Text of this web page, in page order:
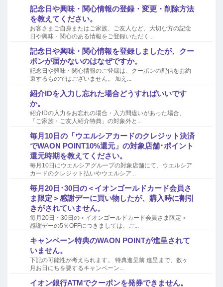
記念日や興味・関心情報の登録・変更・削除方法
を教えてください。
お客さまご自身またはご家族、ご友人など、大切な方の記念
日や興味・関心のある情報をご登録いただく...
記念日や興味・関心情報を登録しましたが、クー
ポンが届かないのはなぜですか。
記念日や興味・関心情報のご登録は、クーポンの配信をお約
束するものではございません。 加え...
紹介IDを入力し忘れた場合どうすればいいです
か。
紹介IDの入力をお忘れの場合・入力間違いがあった場合、
「ご家族・ご友人紹介特典」の対象外と...
毎月10日の「ウエルシアカードのクレジット決済
でWAON POINT10%還元」の対象店舗･ポイント
還元時期を教えてください。
毎月10日にウエルシアグループの対象店舗にて、ウエルシア
カードのクレジット払いやウエルシア...
毎月20日･30日の＜イオンゴールドカード会員さ
ま限定＞感謝デーに買い物したが、購入時に割引
きがされていません。
毎月20日・30日の＜イオンゴールドカード会員さま限定＞
感謝デーの5％OFFにつきましては、ご...
キャンペーン特典のWAON POINTが進呈されて
いません。
下記の可能性が考えられます。 特典進呈前 進呈まで、数ヶ
月お日にちを要するキャンペーン...
イオン銀行ATMでクーポンを発券できません。